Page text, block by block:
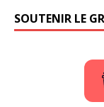
SOUTENIR LE